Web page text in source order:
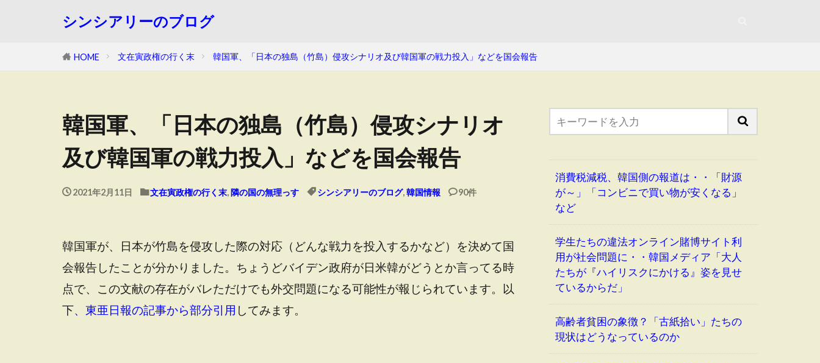
シンシアリーのブログ
HOME 文在寅政権の行く末 韓国軍、「日本の独島（竹島）侵攻シナリオ及び韓国軍の戦力投入」などを国会報告
韓国軍、「日本の独島（竹島）侵攻シナリオ
及び韓国軍の戦力投入」などを国会報告
2021年2月11日 文在寅政権の行く末,隣の国の無理っす シンシアリーのブログ,韓国情報 90件
韓国軍が、日本が竹島を侵攻した際の対応（どんな戦力を投入するかなど）を決めて国
会報告したことが分かりました。ちょうどバイデン政府が日米韓がどうとか言ってる時
点で、この文献の存在がバレただけでも外交問題になる可能性が報じられています。以
下、東亜日報の記事から部分引用 してみます。
消費税減税、韓国側の報道は・・「財源
が～」「コンビニで買い物が安くなる」
など
学生たちの違法オンライン賭博サイト利
用が社会問題に・・韓国メディア「大人
たちが『ハイリスクにかける』姿を見せ
ているからだ」
高齢者貧困の象徴？「古紙拾い」たちの
現状はどうなっているのか